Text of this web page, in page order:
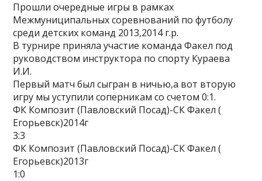
Прошли очередные игры в рамках
Межмуниципальных соревнований по футболу
среди детских команд 2013,2014 г.р.
В турнире приняла участие команда Факел под
руководством инструктора по спорту Кураева
И.И.
Первый матч был сыгран в ничью,а вот вторую
игру мы уступили соперникам со счетом 0:1.
ФК Композит (Павловский Посад)-СК Факел (
Егорьевск)2014г
3:3
ФК Композит (Павловский Посад)-СК Факел (
Егорьевск)2013г
1:0